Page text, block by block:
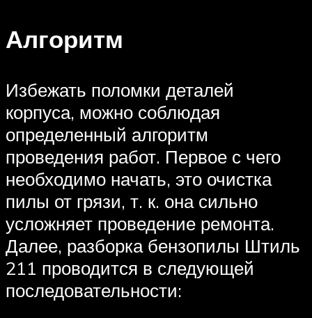
Алгоритм
Избежать поломки деталей
корпуса, можно соблюдая
определенный алгоритм
проведения работ. Первое с чего
необходимо начать, это очистка
пилы от грязи, т. к. она сильно
усложняет проведение ремонта.
Далее, разборка бензопилы Штиль
211 проводится в следующей
последовательности: